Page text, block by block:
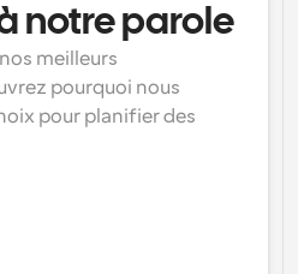
notre parole
meilleurs
pourquoi nous
pour planifier des